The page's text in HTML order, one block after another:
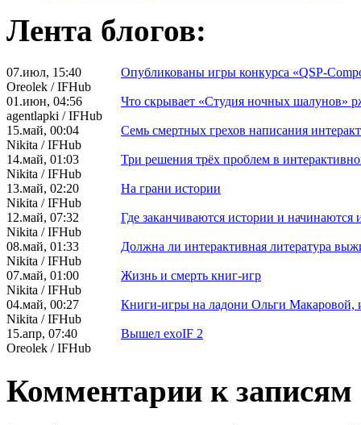
Лента блогов:
07.июл, 15:40
Опубликованы игры конкурса «QSP-
Oreolek / IFHub
01.июн, 04:56
Что скрывает «Студия ночных шалунов»
agentlapki / IFHub
15.май, 00:04
Семь смертных грехов написания
Nikita / IFHub
14.май, 01:03
Три решения трёх проблем в
Nikita / IFHub
13.май, 02:20
На грани истории
Nikita / IFHub
12.май, 07:32
Где заканчиваются истории и начинаются
Nikita / IFHub
08.май, 01:33
Должна ли интерактивная литература
Nikita / IFHub
07.май, 01:00
Жизнь и смерть книг-игр
Nikita / IFHub
04.май, 00:27
Книги-игры на ладони Ольги Макаровой,
Nikita / IFHub
15.апр, 07:40
Вышел exoIF 2
Oreolek / IFHub
Комментарии к записям